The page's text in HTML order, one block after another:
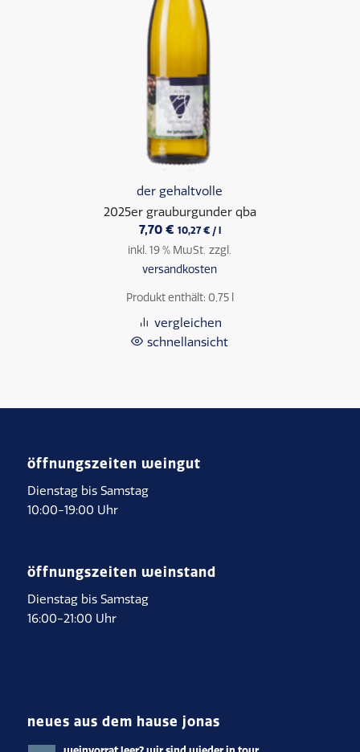
der gehaltvolle
2025er grauburgunder qba
7,70 € 10,27 €/ l
inkl. 19 % MwSt. zzgl.
versandkosten
Produkt enthält: 0,75
vergleichen
schnellansicht
öffnungszeiten weingut
Dienstag bis Samstag
10:00-19:00 Uhr
öffnungszeiten weinstand
Dienstag bis Samstag
16:00-21:00 Uhr
neues aus dem hause jonas